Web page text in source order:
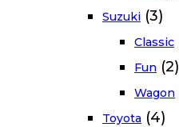
Suzuki (3)
Classic
Fun (2)
Wagon
Toyota (4)